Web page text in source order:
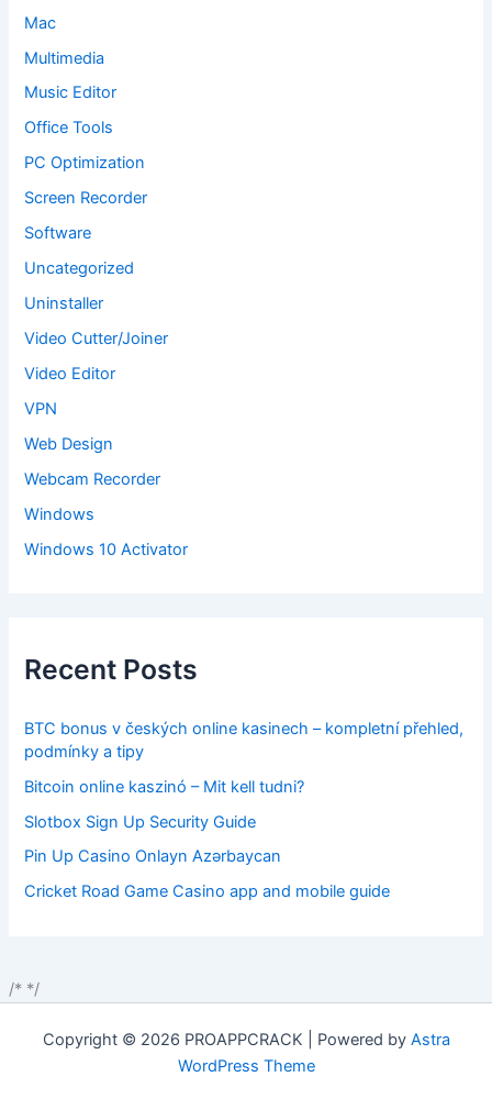
Mac
Multimedia
Music Editor
Office Tools
PC Optimization
Screen Recorder
Software
Uncategorized
Uninstaller
Video Cutter/Joiner
Video Editor
VPN
Web Design
Webcam Recorder
Windows
Windows 10 Activator
Recent Posts
BTC bonus v českých online kasinech – kompletní přehled,
podmínky a tipy
Bitcoin online kaszinó – Mit kell tudni?
Slotbox Sign Up Security Guide
Pin Up Casino Onlayn Azərbaycan
Cricket Road Game Casino app and mobile guide
/* */
Copyright © 2026 PROAPPCRACK | Powered by Astra
WordPress Theme